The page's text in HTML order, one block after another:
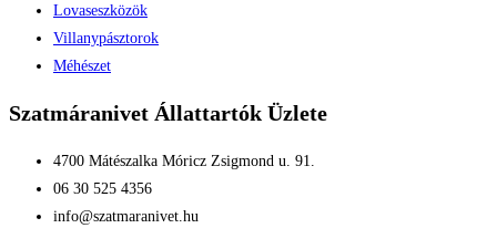
Lovaseszközök
Villanypásztorok
Méhészet
Szatmáranivet Állattartók Üzlete
4700 Mátészalka Móricz Zsigmond u. 91.
06 30 525 4356
info@szatmaranivet.hu